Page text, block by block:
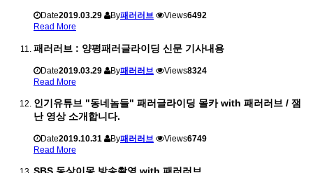
Date2019.03.29 By패러러브 Views6492
Read More
패러러브 : 양평패러글라이딩 신문 기사내용
Date2019.03.29 By패러러브 Views8324
Read More
인기유튜브 "동네놈들" 패러글라이딩 몰카 with 패러러브 / 잼
난 영상 소개합니다.
Date2019.10.31 By패러러브 Views6749
Read More
SBS 동상이몽 방송촬영 with 패러러브